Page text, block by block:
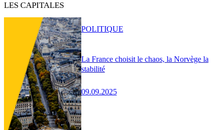
LES CAPITALES
La France choisit le chaos, la Norvège la
stabilité
09.09.2025
POLITIQUE